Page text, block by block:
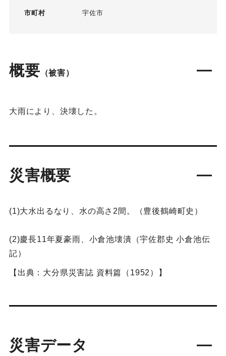
市町村 宇佐市
概要 （被害）
大雨により、決壊した。
災害概要
(1)大水出るなり、水の高さ2間。（豊後鶴崎町史）
(2)慶長11年夏豪雨、小倉池壊潰（宇佐郡史 小倉池伝
記）
【出典：大分県災害誌 資料篇（1952）】
災害データ